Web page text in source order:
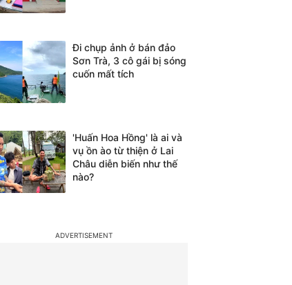
Đi chụp ảnh ở bán đảo
Sơn Trà, 3 cô gái bị sóng
cuốn mất tích
'Huấn Hoa Hồng' là ai và
vụ ồn ào từ thiện ở Lai
Châu diễn biến như thế
nào?